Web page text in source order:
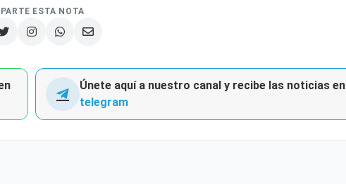
ESTA NOTA
Únete aquí a nuestro canal y recibe las noticias en
telegram